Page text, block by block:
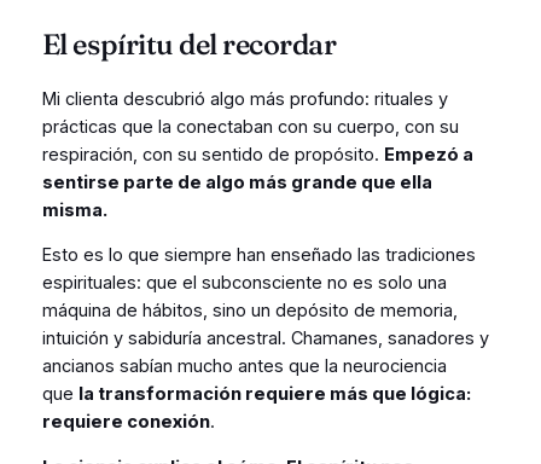
El espíritu del recordar
Mi clienta descubrió algo más profundo: rituales y
prácticas que la conectaban con su cuerpo, con su
respiración, con su sentido de propósito. Empezó a
sentirse parte de algo más grande que ella
misma.
Esto es lo que siempre han enseñado las tradiciones
espirituales: que el subconsciente no es solo una
máquina de hábitos, sino un depósito de memoria,
intuición y sabiduría ancestral. Chamanes, sanadores y
ancianos sabían mucho antes que la neurociencia
que la transformación requiere más que lógica:
requiere conexión.